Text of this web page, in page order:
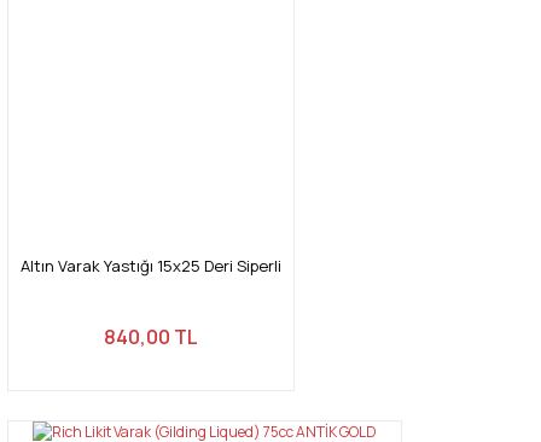
Altın Varak Yastığı 15x25 Deri Siperli
840,00 TL